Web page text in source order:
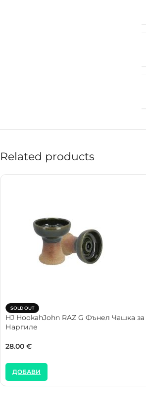
Related products
SOLD OUT
HJ HookahJohn RAZ G Фънел Чашка за
Наргиле
28.00 €
ДОБАВИ